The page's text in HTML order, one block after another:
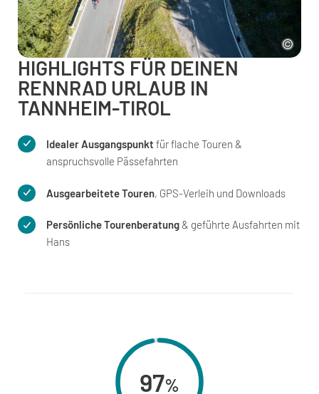
HIGHLIGHTS FÜR DEINEN
RENNRAD URLAUB IN
TANNHEIM-TIROL
Idealer Ausgangspunkt für flache Touren &
anspruchsvolle Pässefahrten
Ausgearbeitete Touren, GPS-Verleih und Downloads
Persönliche Tourenberatung& geführte Ausfahrten mit
Hans
97%